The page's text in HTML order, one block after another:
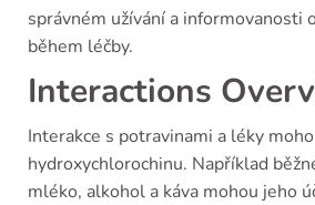
správném užívání a informovanosti
během léčby.
Interactions
Interakce s potravinami a léky
hydroxychlorochinu. Například
mléko, alkohol a káva mohou jeho